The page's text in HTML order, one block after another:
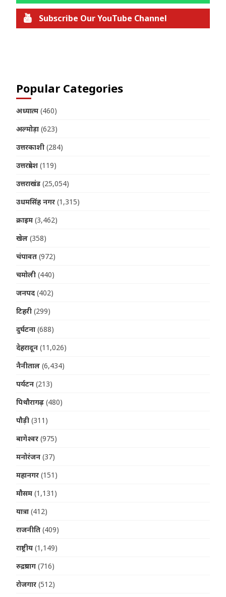
Subscribe Our YouTube Channel
Popular Categories
अध्यात्म (460)
अल्मोड़ा (623)
उत्तरकाशी (284)
उत्तरप्रदेश (119)
उत्तराखंड (25,054)
उधमसिंह नगर (1,315)
क्राइम (3,462)
खेल (358)
चंपावत (972)
चमोली (440)
जनपद (402)
टिहरी (299)
दुर्घटना (688)
देहरादून (11,026)
नैनीताल (6,434)
पर्यटन (213)
पिथौरागढ़ (480)
पौड़ी (311)
बागेश्वर (975)
मनोरंजन (37)
महानगर (151)
मौसम (1,131)
यात्रा (412)
राजनीति (409)
राष्ट्रीय (1,149)
रुद्रप्रयाग (716)
रोजगार (512)